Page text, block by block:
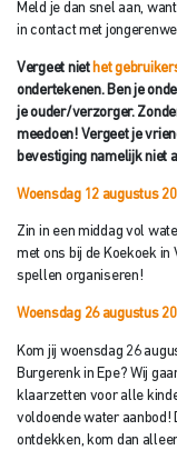
Meld je dan snel aan,
in contact met
Vergeet niet het
ondertekenen. Ben je
je ouder/verzorger.
meedoen! Vergeet je
bevestiging namelijk niet
Woensdag 12 augustus
Zin in een middag vol
met ons bij de Koekoek
spellen organiseren!
Woensdag 26 augustus
Kom jij woensdag 26
Burgerenk in Epe? Wij
klaarzetten voor alle
voldoende water aanbod!
ontdekken, kom dan